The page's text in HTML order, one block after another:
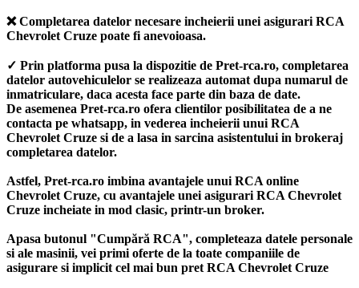
❌ Completarea datelor necesare incheierii unei asigurari RCA
Chevrolet Cruze poate fi anevoioasa.
✓ Prin platforma pusa la dispozitie de Pret-rca.ro, completarea
datelor autovehiculelor se realizeaza automat dupa numarul de
inmatriculare, daca acesta face parte din baza de date.
De asemenea Pret-rca.ro ofera clientilor posibilitatea de a ne
contacta pe whatsapp, in vederea incheierii unui RCA
Chevrolet Cruze si de a lasa in sarcina asistentului in brokeraj
completarea datelor.
Astfel, Pret-rca.ro imbina avantajele unui RCA online
Chevrolet Cruze, cu avantajele unei asigurari RCA Chevrolet
Cruze incheiate in mod clasic, printr-un broker.
Apasa butonul "Cumpără RCA", completeaza datele personale
si ale masinii, vei primi oferte de la toate companiile de
asigurare si implicit cel mai bun pret RCA Chevrolet Cruze